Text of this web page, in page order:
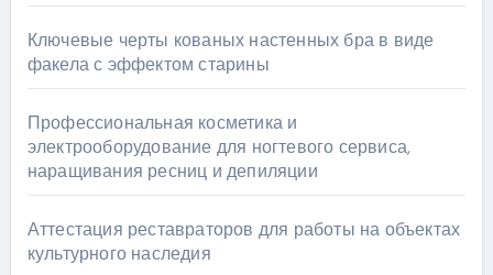
Ключевые черты кованых настенных бра в виде
факела с эффектом старины
Профессиональная косметика и
электрооборудование для ногтевого сервиса,
наращивания ресниц и депиляции
Аттестация реставраторов для работы на объектах
культурного наследия